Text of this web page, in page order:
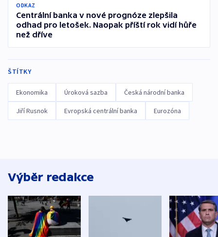
ODKAZ
Centrální banka v nové prognóze zlepšila
odhad pro letošek. Naopak příští rok vidí hůře
než dříve
ŠTÍTKY
Ekonomika Úroková sazba Česká národní banka
Jiří Rusnok Evropská centrální banka Eurozóna
Výběr redakce